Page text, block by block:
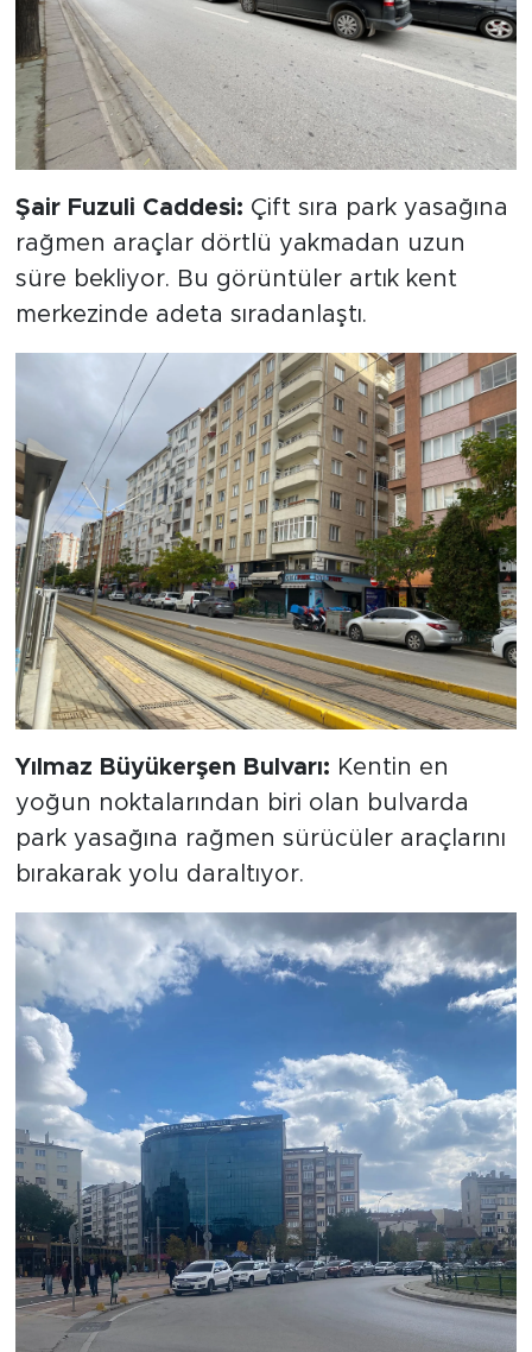
Şair Fuzuli Caddesi: Çift sıra park yasağına
rağmen araçlar dörtlü yakmadan uzun
süre bekliyor. Bu görüntüler artık kent
merkezinde adeta sıradanlaştı.
Yılmaz Büyükerşen Bulvarı: Kentin en
yoğun noktalarından biri olan bulvarda
park yasağına rağmen sürücüler araçlarını
bırakarak yolu daraltıyor.